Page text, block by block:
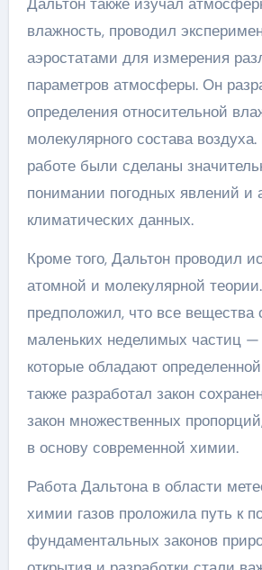
влажность, проводил
аэростатами для измерения
параметров атмосферы. Он
определения относительной
молекулярного состава
работе были сделаны
понимании погодных явлений и
климатических данных.
Кроме того, Дальтон проводил
атомной и молекулярной
предположил, что все вещества
маленьких неделимых частиц —
которые обладают
также разработал закон
закон множественных
в основу современной химии.
Работа Дальтона в области
химии газов проложила путь к
фундаментальных законов